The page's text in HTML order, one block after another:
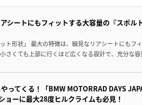
シートにもフィットする大容量の『スポル
ト形状」 最大の特徴は、細見なリアシートにもフ
さくても上部に行くほど広くなる設計で、充分な
ってくる！「BMW MOTORRAD DAYS
ョーに最大28度ヒルクライムも必見！